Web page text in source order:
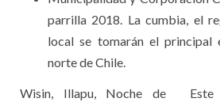
parrilla 2018. La cumbia, el
local se tomarán el principal
norte de Chile.
Wisin, Illapu, Noche de